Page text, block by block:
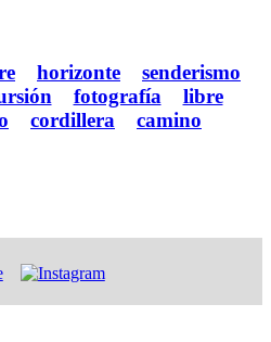
horizonte
senderismo
fotografía
libre
cordillera
camino